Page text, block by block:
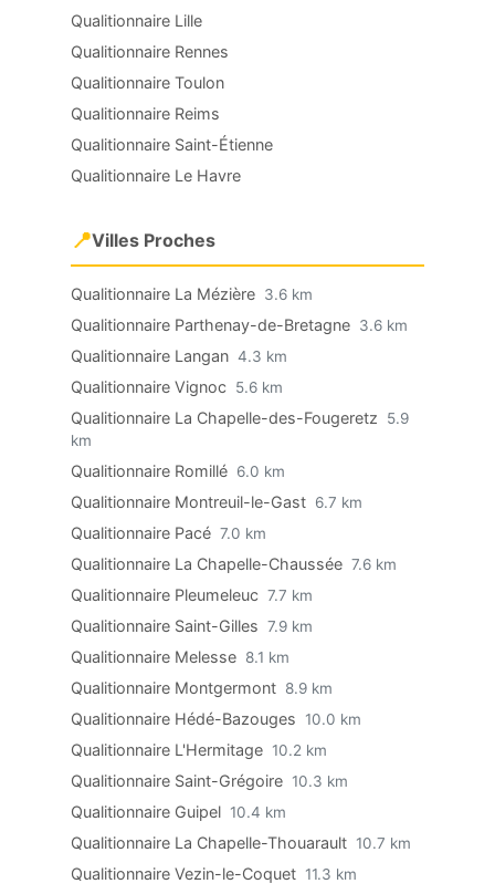
Qualitionnaire Lille
Qualitionnaire Rennes
Qualitionnaire Toulon
Qualitionnaire Reims
Qualitionnaire Saint-Étienne
Qualitionnaire Le Havre
📍Villes Proches
Qualitionnaire La Mézière 3.6 km
Qualitionnaire Parthenay-de-Bretagne 3.6 km
Qualitionnaire Langan 4.3 km
Qualitionnaire Vignoc 5.6 km
Qualitionnaire La Chapelle-des-Fougeretz
5.9
km
Qualitionnaire Romillé 6.0 km
Qualitionnaire Montreuil-le-Gast 6.7 km
Qualitionnaire Pacé 7.0 km
Qualitionnaire La Chapelle-Chaussée 7.6 km
Qualitionnaire Pleumeleuc 7.7 km
Qualitionnaire Saint-Gilles 7.9 km
Qualitionnaire Melesse 8.1 km
Qualitionnaire Montgermont 8.9 km
Qualitionnaire Hédé-Bazouges 10.0 km
Qualitionnaire L'Hermitage 10.2 km
Qualitionnaire Saint-Grégoire 10.3 km
Qualitionnaire Guipel 10.4 km
Qualitionnaire La Chapelle-Thouarault 10.7 km
Qualitionnaire Vezin-le-Coquet 11.3 km